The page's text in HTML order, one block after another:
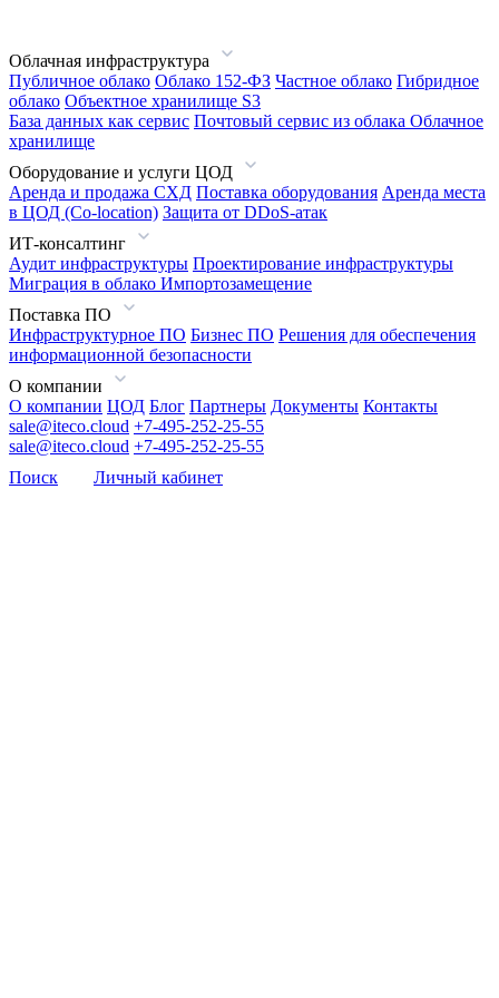
Облачная инфраструктура
Публичное облако Облако 152-ФЗ Частное облако Гибридное
облако Объектное хранилище S3
База данных как сервис Почтовый сервис из облака Облачное
хранилище
Оборудование и услуги ЦОД
Аренда и продажа СХД Поставка оборудования Аренда места
в ЦОД (Co-location) Защита от DDoS-атак
ИТ-консалтинг
Аудит инфраструктуры Проектирование инфраструктуры
Миграция в облако Импортозамещение
Поставка ПО
Инфраструктурное ПО Бизнес ПО Решения для обеспечения
информационной безопасности
О компании
О компании ЦОД Блог Партнеры Документы Контакты
sale@iteco.cloud +7-495-252-25-55
sale@iteco.cloud +7-495-252-25-55
Поиск
Личный кабинет